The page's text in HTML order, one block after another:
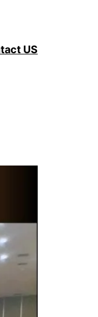
US